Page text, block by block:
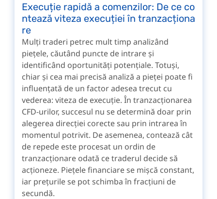
Execuție rapidă a comenzilor: De ce co
ntează viteza execuției în tranzacționa
re
Mulți traderi petrec mult timp analizând
piețele, căutând puncte de intrare și
identificând oportunități potențiale. Totuși,
chiar și cea mai precisă analiză a pieței poate fi
influențată de un factor adesea trecut cu
vederea: viteza de execuție. În tranzacționarea
CFD-urilor, succesul nu se determină doar prin
alegerea direcției corecte sau prin intrarea în
momentul potrivit. De asemenea, contează cât
de repede este procesat un ordin de
tranzacționare odată ce traderul decide să
acționeze. Piețele financiare se mișcă constant,
iar prețurile se pot schimba în fracțiuni de
secundă.